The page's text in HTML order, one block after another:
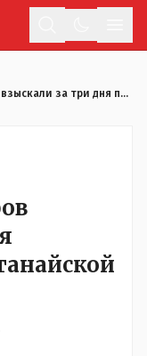
9 млн тенге штрафов взыскали за три дня полицейские в Костанайской области